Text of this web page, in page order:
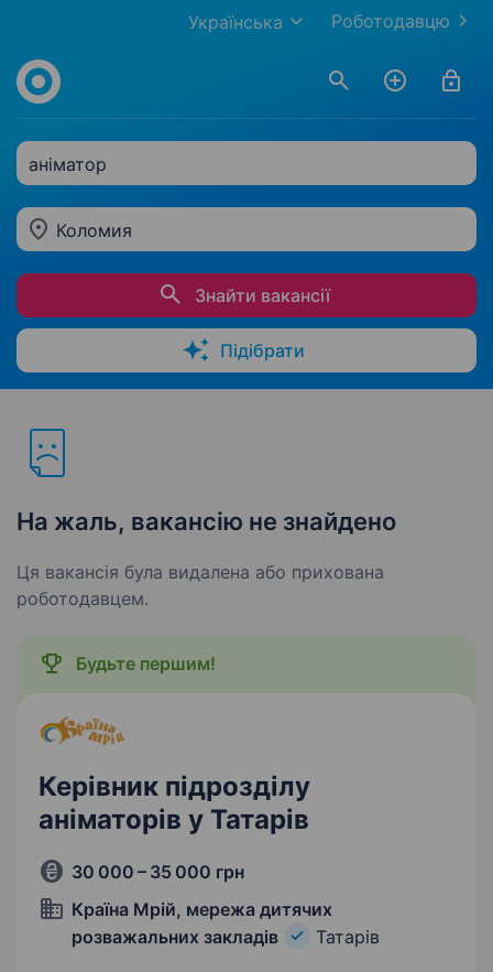
Роботодавцю
Українська
аніматор
Коломия
Знайти вакансії
Підібрати
На жаль, вакансію не знайдено
Ця вакансія була видалена або прихована
роботодавцем.
Будьте першим!
Керівник підрозділу
аніматорів у Татарів
30 000 – 35 000 грн
Країна Мрій, мережа дитячих
розважальних закладів
Татарів